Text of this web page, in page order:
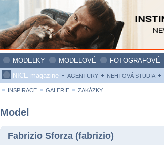
MODELKY MODELOVÉ FOTOGRAFOVÉ
NICE magazine
AGENTURY NEHTOVÁ STUDIA
INSPIRACE GALERIE ZAKÁZKY
Model
Fabrizio Sforza (fabrizio)